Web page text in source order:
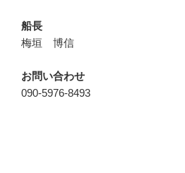
船長
梅垣 博信
お問い合わせ
090-5976-8493